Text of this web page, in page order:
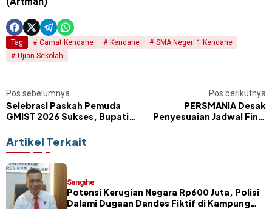
Tag Camat Kendahe Kendahe
SMA Negeri 1 Kendahe
Ujian Sekolah
Pos sebelumnya
Selebrasi Paskah Pemuda
GMIST 2026 Sukses, Bupati
Pos berikutnya
PERSMANIA Desak
Penyesuaian Jadwal Final
Artikel Terkait
Sangihe
Potensi Kerugian Negara Rp600 Juta, Polisi
Dalami Dugaan Dandes Fiktif di Kampung